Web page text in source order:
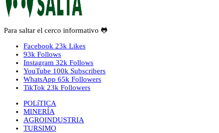
Para saltar el cerco informativo 🐸
Facebook 23k Likes
93k Follows
Instagram 32k Follows
YouTube 100k Subscribers
WhatsApp 65k Followers
TikTok 23k Followers
POLíTICA
MINERÍA
AGROINDUSTRIA
TURSIMO